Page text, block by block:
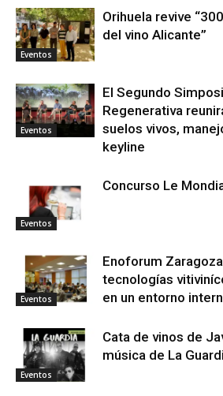
Eventos
Orihuela revive
del vino Alicante”
Eventos
El Segundo
Regenerativa
suelos vivos,
keyline
Eventos
Concurso Le
Eventos
Enoforum
tecnologías
en un entorno
Eventos
Cata de vinos de
música de La